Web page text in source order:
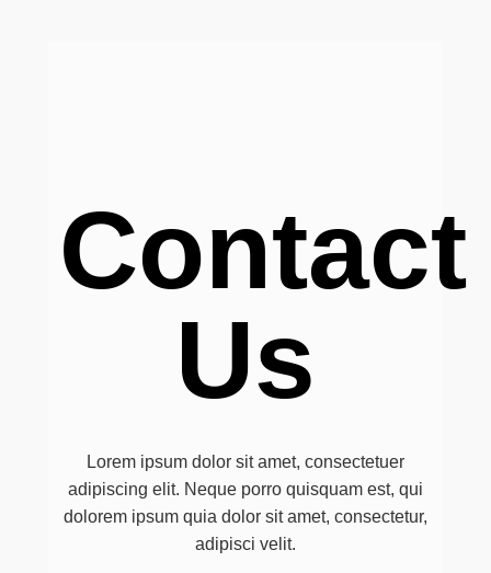
Contact
Us
Lorem ipsum dolor sit amet, consectetuer
adipiscing elit. Neque porro quisquam est, qui
dolorem ipsum quia dolor sit amet, consectetur,
adipisci velit.